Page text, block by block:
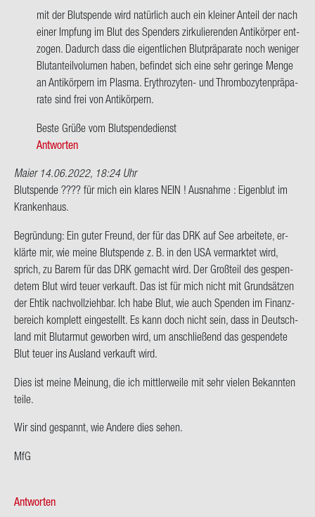
auf
Wer­
den
An­
ti­
kör­
per
z.B.
von
Mi­
chae­
mit der Blut­spen­de wird na­tür­lich auch ein klei­ner An­teil der nach
einer Imp­fung im Blut des Spen­ders zir­ku­lie­ren­den An­ti­kör­per ent­
zo­gen. Da­durch dass die ei­gent­li­chen Blut­prä­pa­ra­te noch we­ni­ger
Blut­an­teil­vo­lu­men haben, be­fin­det sich eine sehr ge­rin­ge Menge
an An­ti­kör­pern im Plas­ma. Erythrozyten-​ und Throm­bo­zy­ten­prä­pa­
ra­te sind frei von An­ti­kör­pern.
Beste Grüße vom Blut­spen­de­dienst
Antworten
Maier14.06.2022, 18:24 Uhr
Blut­spen­de ???? für mich ein kla­res NEIN ! Aus­nah­me : Ei­gen­blut im
Kran­ken­haus.
Be­grün­dung: Ein guter Freund, der für das DRK auf See ar­bei­te­te, er­
klär­te mir, wie meine Blut­spen­de z. B. in den USA ver­mark­tet wird,
sprich, zu Barem für das DRK ge­macht wird. Der Groß­teil des ge­spen­
de­tem Blut wird teuer ver­kauft. Das ist für mich nicht mit Grund­sät­zen
der Ehtik nach­voll­zieh­bar. Ich habe Blut, wie auch Spen­den im Fi­nanz­
be­reich kom­plett ein­ge­stellt. Es kann doch nicht sein, dass in Deutsch­
land mit Blut­ar­mut ge­wor­ben wird, um an­schlie­ßend das ge­spen­de­te
Blut teuer ins Aus­land ver­kauft wird.
Dies ist meine Mei­nung, die ich mitt­ler­wei­le mit sehr vie­len Be­kann­ten
teile.
Wir sind ge­spannt, wie An­de­re dies sehen.
MfG
Antworten